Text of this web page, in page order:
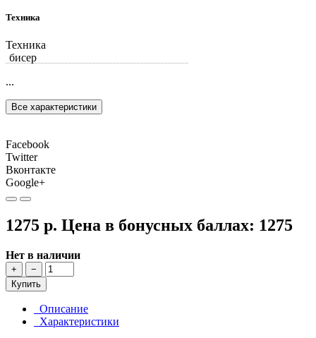
Техника
Техника
бисер
...
Все характеристики
Facebook
Twitter
Вконтакте
Google+
1275 р. Цена в бонусных баллах: 1275
Нет в наличии
+
−
Купить
Описание
Характеристики